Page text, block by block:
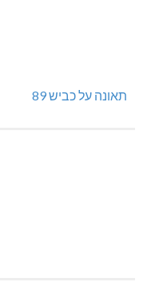
תאונה על כביש 89